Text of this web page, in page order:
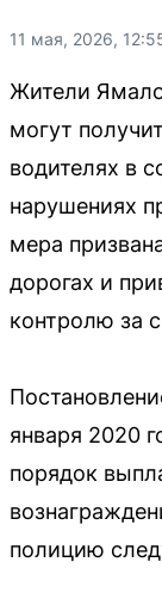
11 мая, 2026,
Жители
могут
водителях в
нарушениях
мера
дорогах и
контролю за
января 2020
порядок
полицию